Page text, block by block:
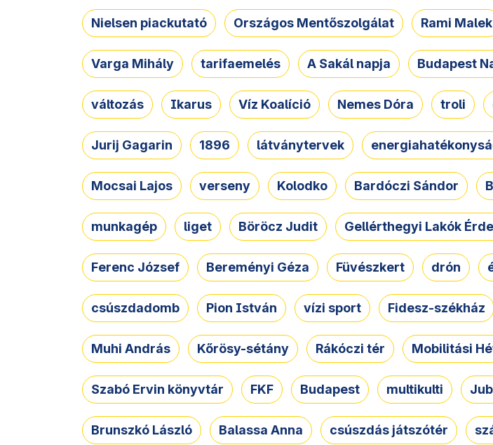
Nielsen piackutató Országos Mentőszolgálat Rami Malek
Varga Mihály tarifaemelés A Sakál napja Budapest
változás Ikarus Víz Koalíció Nemes Dóra troli
Jurij Gagarin 1896 látványtervek
Mocsai Lajos verseny Kolodko Bardóczi Sándor
munkagép liget Böröcz Judit Gellérthegyi Lakók
Ferenc József Bereményi Géza Füvészkert drón
csúszdadomb Pion István vízi sport Fidesz-székház
Muhi András Kőrösy-sétány Rákóczi tér Mobilitási
Szabó Ervin könyvtár FKF Budapest multikulti
Brunszkó László Balassa Anna csúszdás játszótér